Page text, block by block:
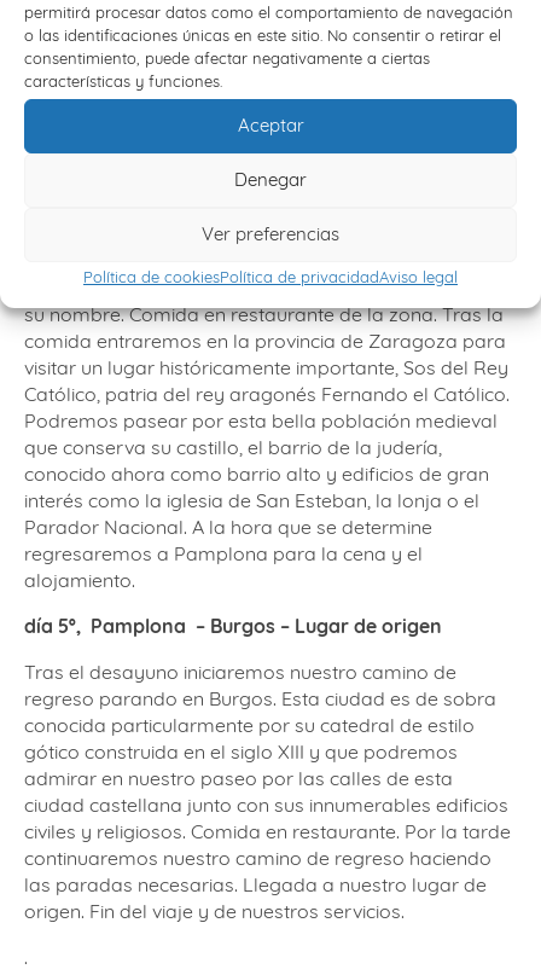
permitirá procesar datos como el comportamiento de navegación
o las identificaciones únicas en este sitio. No consentir o retirar el
consentimiento, puede afectar negativamente a ciertas
características y funciones.
Aceptar
Denegar
Ver preferencias
Política de cookiesPolítica de privacidadAviso legal
el paseo de Sarasate o la plaza del Castillo. Cena y
alojamiento.
día 4º,Pamplona – Leyre – Javier – Sos del Rey
católico – P
Tras el desayuno nos trasladaremos a Leyre. En un
paraje incomparable se alza el monasterio donde se
continuación continuaremos a Javier, lugar que vio
Francisco Javier. Podremos visitar el castillo que lleva
su nombre. Comida en restaurante de la zona. Tras la
comida entraremos en la provincia de Zaragoza para
visitar un lugar históricamente importante, Sos del Rey
Católico, patria del rey aragonés Fernando el Católico.
Podremos pasear por esta bella población medieval
que conserva su castillo, el barrio de la judería,
conocido ahora como barrio alto y edificios de gran
interés como la iglesia de San Esteban, la lonja o el
Parador Nacional. A la hora que se determine
regresaremos a Pamplona para la cena y el
alojamiento.
día 5º, Pamplona – Burgos – Lugar de origen
Tras el desayuno iniciaremos nuestro camino de
regreso parando en Burgos. Esta ciudad es de sobra
conocida particularmente por su catedral de estilo
gótico construida en el siglo XIII y que podremos
admirar en nuestro paseo por las calles de esta
ciudad castellana junto con sus innumerables edificios
civiles y religiosos. Comida en restaurante. Por la tarde
continuaremos nuestro camino de regreso haciendo
las paradas necesarias. Llegada a nuestro lugar de
origen. Fin del viaje y de nuestros servicios.
.